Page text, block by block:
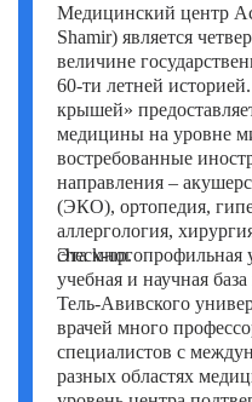
Тахсин Озатли (Tahsin
Умут Демирджи (Umut
Фатих Айдоган (Fatih
Хале Башак Чалар (Hale
Хамдулла Созен
Эркан Доган (Erkan Dogan)
Яков Шехтер (Jacob
Медицинский центр
Shamir) является
величине
60-ти летней
крышей»
медицины на уровне
востребованные
направления –
(ЭКО), ортопедия,
аллергология,
check-up.
Эта многопрофильная
учебная и научная
Тель-Авивского
врачей много
специалистов с
разных областях